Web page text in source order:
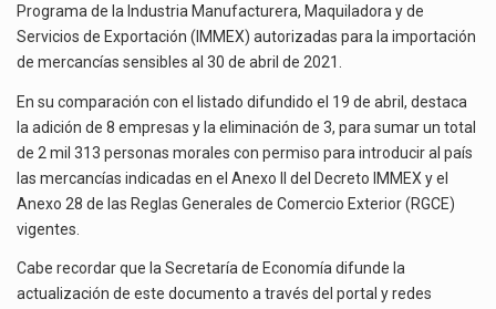
La reforma que reduce la jornada laboral a 40 horas semanales omitió precisar su aplicación…
El gobierno federal creó mediante decreto la Oficina Presidencial para la Promoción de Inversiones, instancia…
Programa de la Industria Manufacturera, Maquiladora y de
Servicios de Exportación (IMMEX) autorizadas para la importación
de mercancías sensibles al 30 de abril de 2021.
En su comparación con el listado difundido el 19 de abril, destaca
la adición de 8 empresas y la eliminación de 3, para sumar un total
de 2 mil 313 personas morales con permiso para introducir al país
las mercancías indicadas en el Anexo II del Decreto IMMEX y el
Anexo 28 de las Reglas Generales de Comercio Exterior (RGCE)
vigentes.
Cabe recordar que la Secretaría de Economía difunde la
actualización de este documento a través del portal y redes